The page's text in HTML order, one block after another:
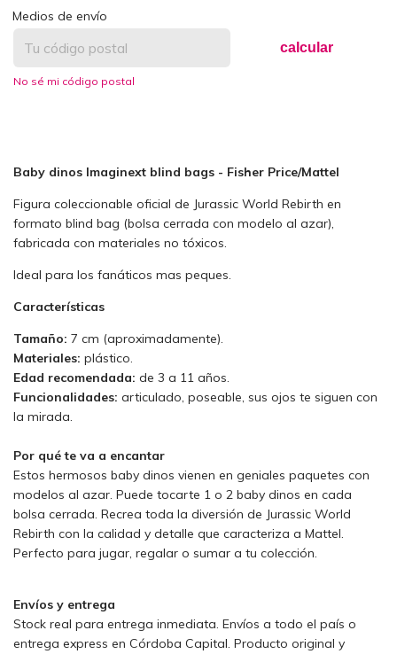
Medios de envío
calcular
No sé mi código postal
Baby dinos Imaginext blind bags - Fisher Price/Mattel
Figura coleccionable oficial de Jurassic World Rebirth en
formato blind bag (bolsa cerrada con modelo al azar),
fabricada con materiales no tóxicos.
Ideal para los fanáticos mas peques.
Características
Tamaño: 7 cm (aproximadamente).
Materiales: plástico.
Edad recomendada: de 3 a 11 años.
Funcionalidades: articulado, poseable, sus ojos te siguen con
la mirada.
Por qué te va a encantar
Estos hermosos baby dinos vienen en geniales paquetes con
modelos al azar. Puede tocarte 1 o 2 baby dinos en cada
bolsa cerrada. Recrea toda la diversión de Jurassic World
Rebirth con la calidad y detalle que caracteriza a Mattel.
Perfecto para jugar, regalar o sumar a tu colección.
Envíos y entrega
Stock real para entrega inmediata. Envíos a todo el país o
entrega express en Córdoba Capital. Producto original y